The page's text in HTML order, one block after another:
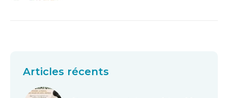
Articles récents